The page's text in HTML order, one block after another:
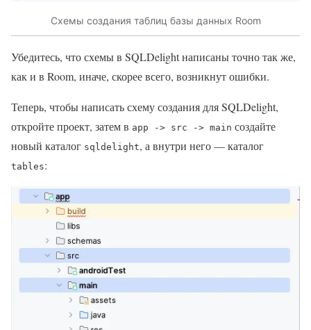
Схемы создания таблиц базы данных Room
Убедитесь, что схемы в SQLDelight написаны точно так же,
как и в Room, иначе, скорее всего, возникнут ошибки.
Теперь, чтобы написать схему создания для SQLDelight,
откройте проект, затем в app -> src -> main создайте
новый каталог sqldelight, а внутри него — каталог
tables: